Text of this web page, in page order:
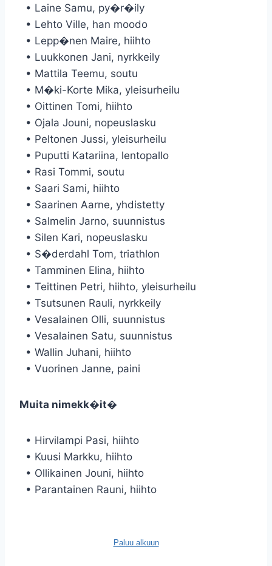
• Laine Samu, py�r�ily
• Lehto Ville, han moodo
• Lepp�nen Maire, hiihto
• Luukkonen Jani, nyrkkeily
• Mattila Teemu, soutu
• M�ki-Korte Mika, yleisurheilu
• Oittinen Tomi, hiihto
• Ojala Jouni, nopeuslasku
• Peltonen Jussi, yleisurheilu
• Puputti Katariina, lentopallo
• Rasi Tommi, soutu
• Saari Sami, hiihto
• Saarinen Aarne, yhdistetty
• Salmelin Jarno, suunnistus
• Silen Kari, nopeuslasku
• S�derdahl Tom, triathlon
• Tamminen Elina, hiihto
• Teittinen Petri, hiihto, yleisurheilu
• Tsutsunen Rauli, nyrkkeily
• Vesalainen Olli, suunnistus
• Vesalainen Satu, suunnistus
• Wallin Juhani, hiihto
• Vuorinen Janne, paini
Muita nimekk�it�
• Hirvilampi Pasi, hiihto
• Kuusi Markku, hiihto
• Ollikainen Jouni, hiihto
• Parantainen Rauni, hiihto
Paluu alkuun